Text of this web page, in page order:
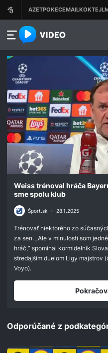
seconds
seconds
Weiss trénoval hráča
sme spolu klub
Šport.sk • 28.1.2025
Trénovať niektorého zo
za sen. „Ale v minulosti som
hráč,“ spomínal kormidelník
stredajším duelom Ligy majstrov
Voyo).
Odporúčané z